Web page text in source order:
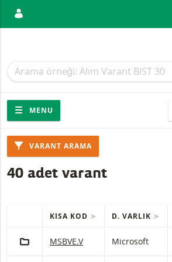
Arama
Arama
Gezinti
Sitede gezinti
MENU
Ürünler
VARANT ARAMA
40 adet varant
(Seçilen) ürünleri içeren tablo.
HIZLI IŞLEMLER
KISA KOD D. VARLIK
PORTFÖY'E EKLE
Microsoft Varant Satım Zararı
MSBVE.V Microsoft